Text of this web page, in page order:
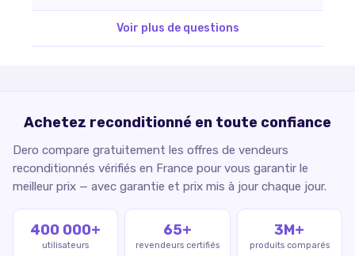
Voir plus de questions
Achetez reconditionné en toute confiance
Dero compare gratuitement les offres de vendeurs
reconditionnés vérifiés en France pour vous garantir le
meilleur prix — avec garantie et prix mis à jour chaque jour.
400 000+
utilisateurs
65+
revendeurs certifiés
3M+
produits comparés